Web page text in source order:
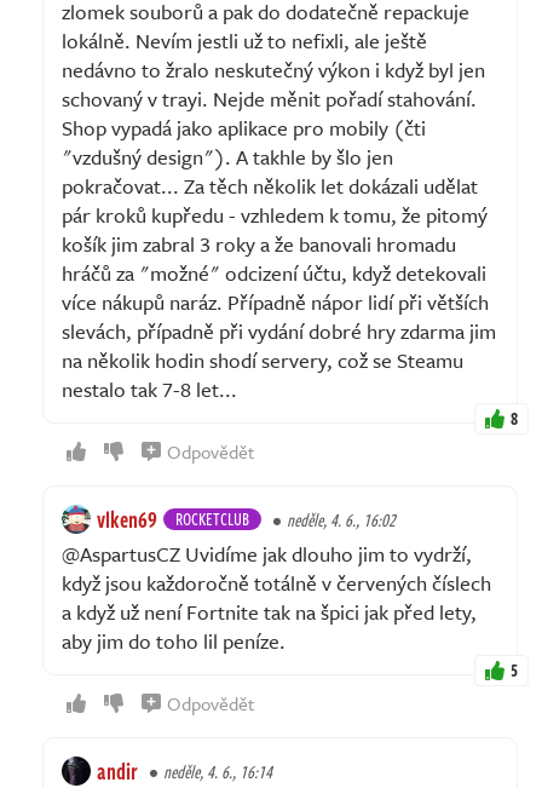
zlomek souborů a pak do dodatečně repackuje
lokálně. Nevím jestli už to nefixli, ale ještě
nedávno to žralo neskutečný výkon i když byl jen
schovaný v trayi. Nejde měnit pořadí stahování.
Shop vypadá jako aplikace pro mobily (čti
"vzdušný design"). A takhle by šlo jen
pokračovat... Za těch několik let dokázali udělat
pár kroků kupředu - vzhledem k tomu, že pitomý
košík jim zabral 3 roky a že banovali hromadu
hráčů za "možné" odcizení účtu, když detekovali
více nákupů naráz. Případně nápor lidí při větších
slevách, případně při vydání dobré hry zdarma jim
na několik hodin shodí servery, což se Steamu
nestalo tak 7-8 let...
8
Odpovědět
vlken69 ROCKETCLUB neděle, 4. 6., 16:02
@AspartusCZ Uvidíme jak dlouho jim to vydrží,
když jsou každoročně totálně v červených číslech
a když už není Fortnite tak na špici jak před lety,
aby jim do toho lil peníze.
5
Odpovědět
andir neděle, 4. 6., 16:14